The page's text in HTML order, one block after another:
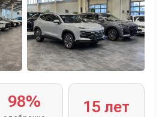
98% 15 лет